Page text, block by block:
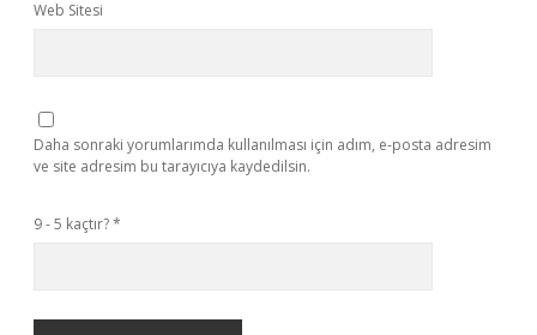
Web Sitesi
Daha sonraki yorumlarımda kullanılması için adım, e-posta adresim
ve site adresim bu tarayıcıya kaydedilsin.
9 - 5 kaçtır?*